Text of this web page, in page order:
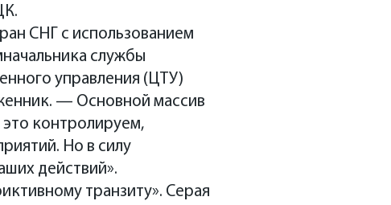
СНГ с использованием
службы
управления (ЦТУ)
— Основной массив
это контролируем,
Но в силу
действий».
транзиту». Серая